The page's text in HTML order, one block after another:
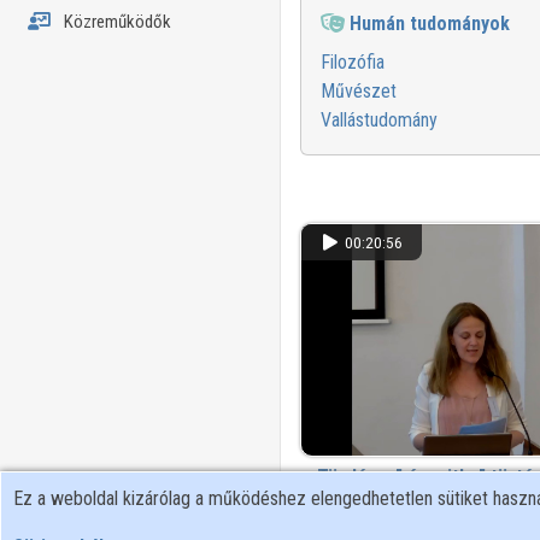
Közreműködők
Humán tudományok
Filozófia
Művészet
Vallástudomány
00:20:56
„Tündéres” és „ritka”
17–18. századi francia
Ez a weboldal kizárólag a működéshez elengedhetetlen sütiket